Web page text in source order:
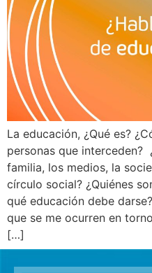
La educación, ¿Qué es?
personas que interceden?
familia, los medios, la
círculo social? ¿Quiénes
qué educación debe
que se me ocurren en
[…]